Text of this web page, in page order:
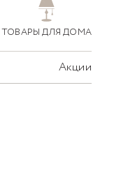
ТОВАРЫ ДЛЯ ДОМА
Акции